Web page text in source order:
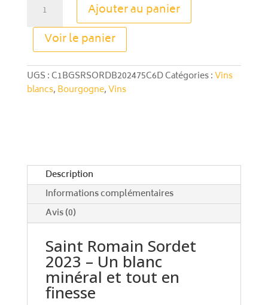
Saint
Romain
Sordet
2024
Ajouter au panier
Voir le panier
A
l
e
:
UGS :C1BGSRSORDB202475C6DCatégories :Vins
blancs, Bourgogne,Vins
Description
Informations complémentaires
Avis (0)
Saint Romain Sordet
2023 – Un blanc
minéral et tout en
finesse